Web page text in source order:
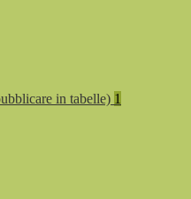
in tabelle) 1